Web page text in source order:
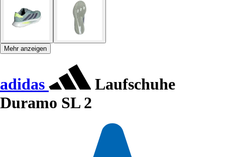
Mehr anzeigen
adidas
Laufschuhe
Duramo SL 2